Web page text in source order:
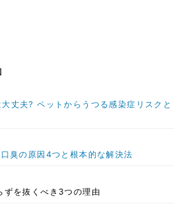
丈夫? ペットからうつる感染症リスクと
臭の原因4つと根本的な解決法
ずを抜くべき3つの理由